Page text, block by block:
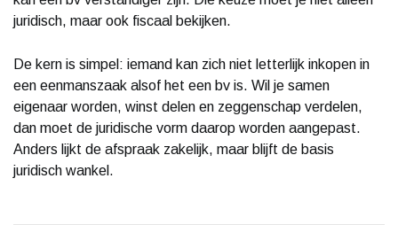
juridisch, maar ook fiscaal bekijken.
De kern is simpel: iemand kan zich niet letterlijk inkopen in
een eenmanszaak alsof het een bv is. Wil je samen
eigenaar worden, winst delen en zeggenschap verdelen,
dan moet de juridische vorm daarop worden aangepast.
Anders lijkt de afspraak zakelijk, maar blijft de basis
juridisch wankel.